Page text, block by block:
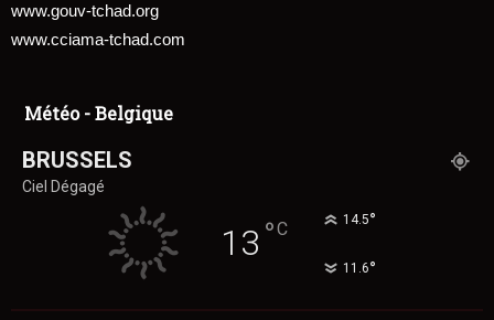
www.gouv-tchad.org
www.cciama-tchad.com
Météo - Belgique
BRUSSELS
Ciel Dégagé
13 °C 14.5°
11.6°